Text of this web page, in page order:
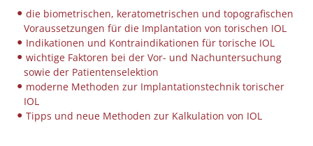
die biometrischen, keratometrischen und topografischen
Voraussetzungen für die Implantation von torischen IOL
Indikationen und Kontraindikationen für torische IOL
wichtige Faktoren bei der Vor- und Nachuntersuchung
sowie der Patientenselektion
moderne Methoden zur Implantationstechnik torischer
IOL
Tipps und neue Methoden zur Kalkulation von IOL